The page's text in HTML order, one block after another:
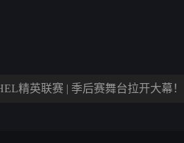
精英联赛 | 季后赛舞台拉开大幕